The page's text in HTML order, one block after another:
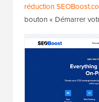
réduction
bouton « Démarrer